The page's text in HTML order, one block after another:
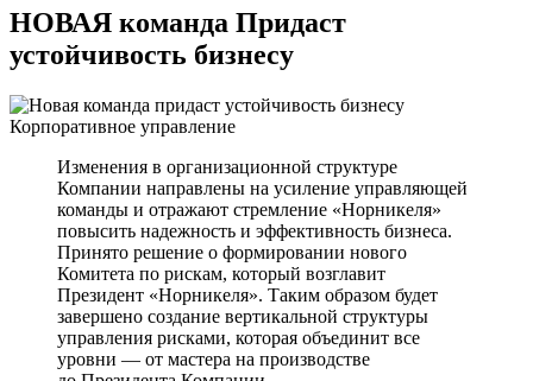
НОВАЯ команда Придаст
устойчивость бизнесу
Корпоративное управление
Изменения в организационной структуре
Компании направлены на усиление управляющей
команды и отражают стремление «Норникеля»
повысить надежность и эффективность бизнеса.
Принято решение о формировании нового
Комитета по рискам, который возглавит
Президент «Норникеля». Таким образом будет
завершено создание вертикальной структуры
управления рисками, которая объединит все
уровни — от мастера на производстве